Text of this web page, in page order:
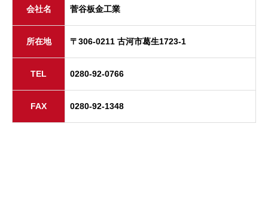
会社名 菅谷板金工業
所在地 〒306-0211 古河市葛生1723-1
TEL 0280-92-0766
FAX 0280-92-1348